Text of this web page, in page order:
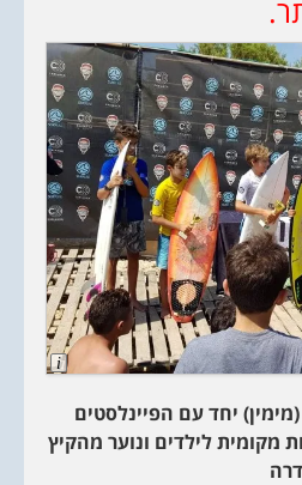
L
o
e
יחד עם הפיינלסטים
מקומית לילדים ונוער מהקיץ